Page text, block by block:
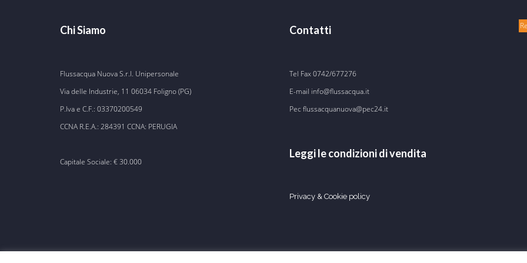
Chi Siamo
Flussacqua Nuova S.r.l. Unipersonale
Via delle Industrie, 11 06034 Foligno (PG)
P.Iva e C.F.: 03370200549
CCNA R.E.A.: 284391 CCNA: PERUGIA
Capitale Sociale: € 30.000
Contatti
Tel Fax0742/677276
E-mail info@flussacqua.it
Pec flussacquanuova@pec24.it
Leggi le condizioni di vendita
Privacy & Cookie policy